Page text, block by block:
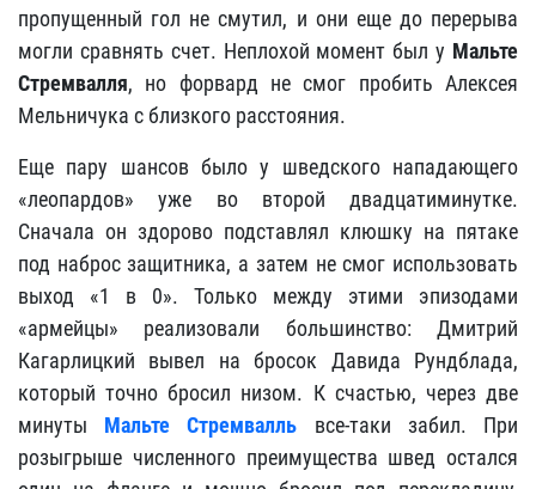
пропущенный гол не смутил, и они еще до перерыва
могли сравнять счет. Неплохой момент был у Мальте
Стремвалля, но форвард не смог пробить Алексея
Мельничука с близкого расстояния.
Еще пару шансов было у шведского нападающего
«леопардов» уже во второй двадцатиминутке.
Сначала он здорово подставлял клюшку на пятаке
под наброс защитника, а затем не смог использовать
выход «1 в 0». Только между этими эпизодами
«армейцы» реализовали большинство: Дмитрий
Кагарлицкий вывел на бросок Давида Рундблада,
который точно бросил низом. К счастью, через две
минуты Мальте Стремвалль все-таки забил. При
розыгрыше численного преимущества швед остался